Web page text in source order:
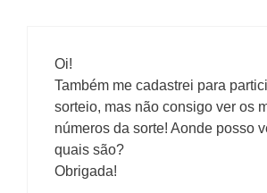
Oi!
Também me cadastrei para
sorteio, mas não consigo ver os
números da sorte! Aonde posso
quais são?
Obrigada!